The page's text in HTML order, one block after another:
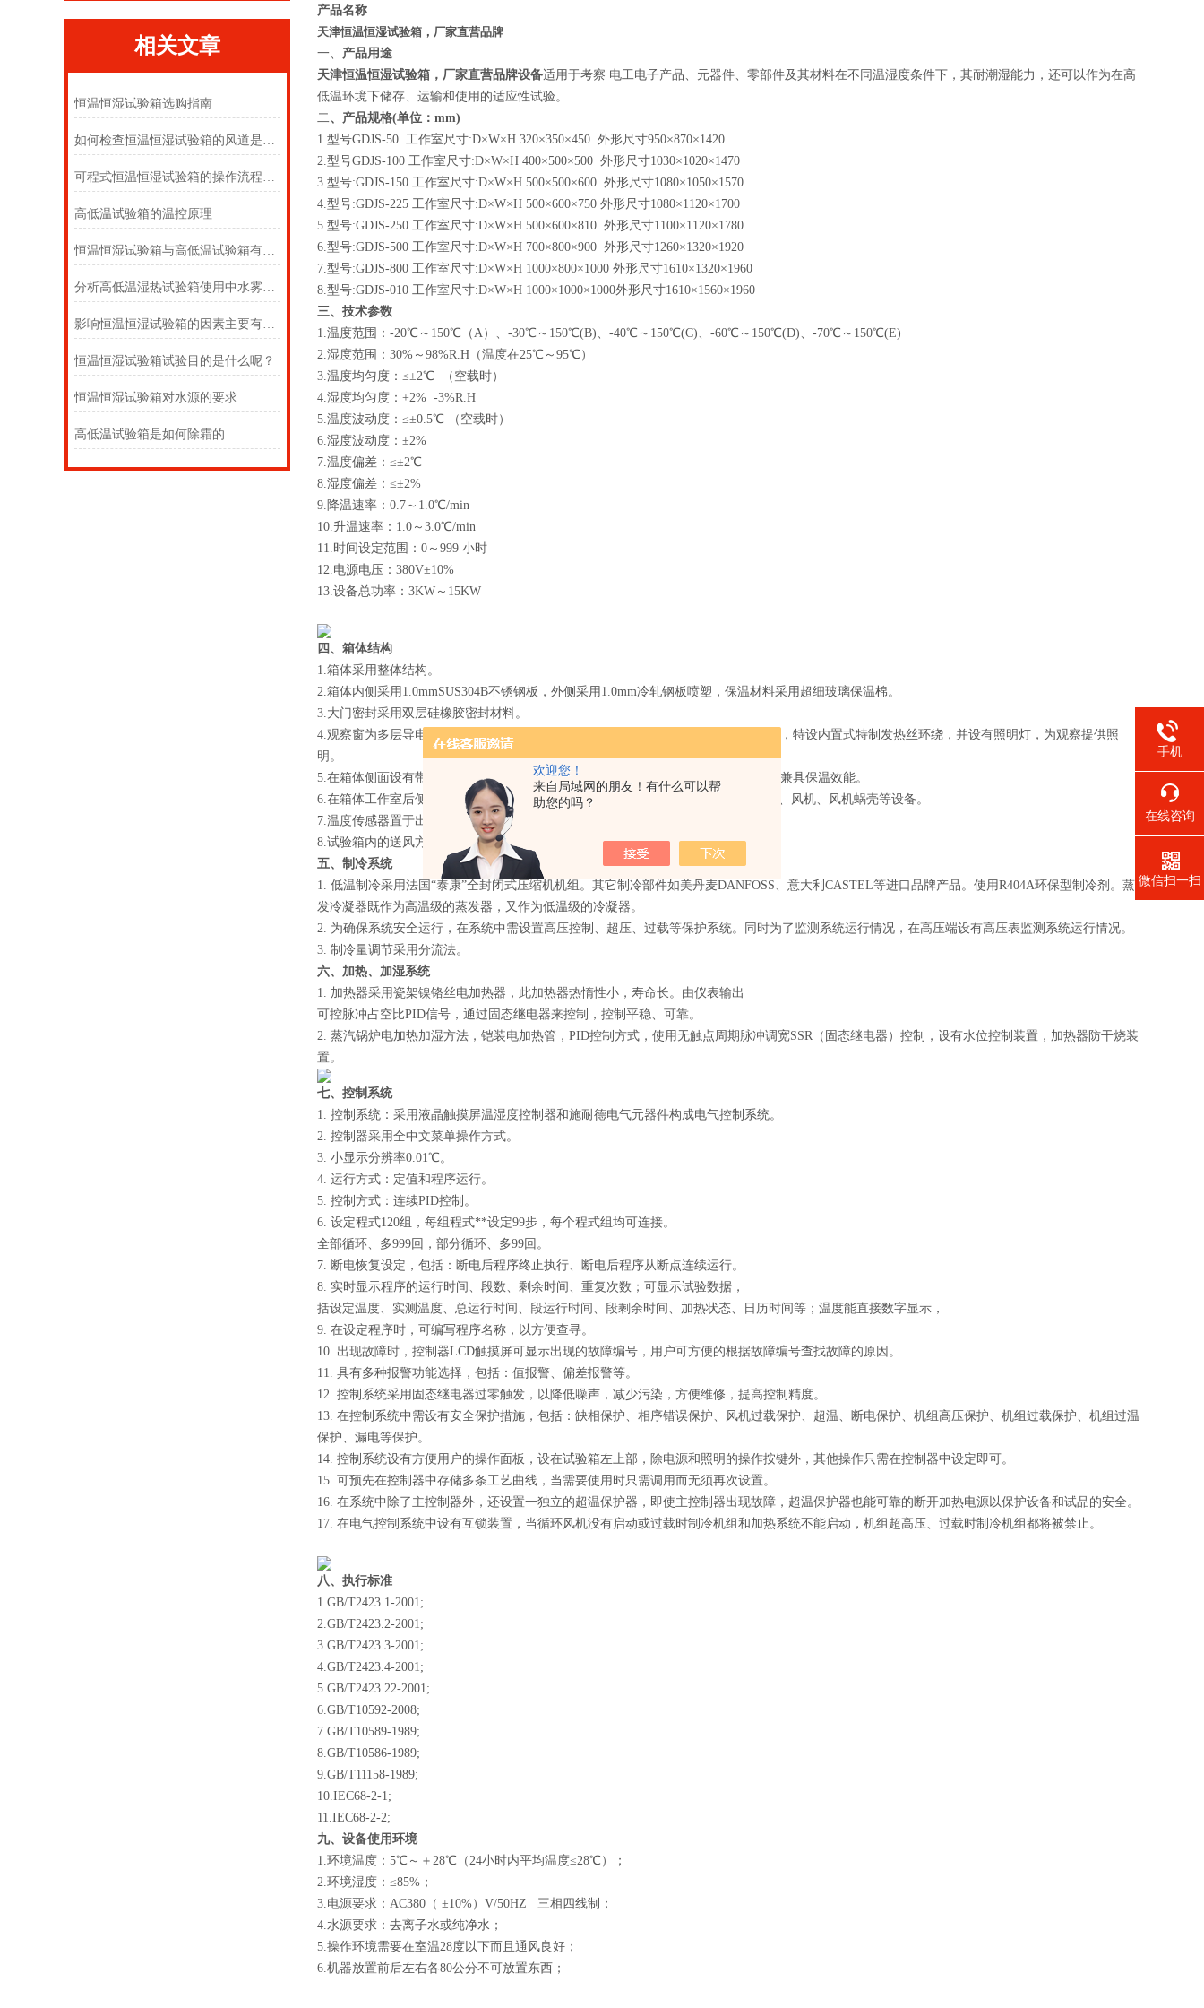
欢迎您！
来自局域网的朋友！有什么可以帮
助您的吗？
相关文章
恒温恒湿试验箱选购指南
如何检查恒温恒湿试验箱的风道是否堵塞？
可程式恒温恒湿试验箱的操作流程和使用规范
高低温试验箱的温控原理
恒温恒湿试验箱与高低温试验箱有什么区别？
分析高低温湿热试验箱使用中水雾产生原因奥科
影响恒温恒湿试验箱的因素主要有哪些
恒温恒湿试验箱试验目的是什么呢？
恒温恒湿试验箱对水源的要求
高低温试验箱是如何除霜的
产品名称
天津恒温恒湿试验箱，厂家直营品牌
一、 产品用途
天津恒温恒湿试验箱，厂家直营品牌设备适用于考察 电工电子产品、元器件、零部件及其材料在不同温湿度条件下，其耐潮湿能力，还可以作为在高
低温环境下储存、运输和使用的适应性试验。
二、产品规格(单位：mm)
1.型号GDJS-50 工作室尺寸:D×W×H 320×350×450 外形尺寸950×870×1420
2.型号GDJS-100 工作室尺寸:D×W×H 400×500×500 外形尺寸1030×1020×1470
3.型号:GDJS-150 工作室尺寸:D×W×H 500×500×600 外形尺寸1080×1050×1570
4.型号:GDJS-225 工作室尺寸:D×W×H 500×600×750 外形尺寸1080×1120×1700
5.型号:GDJS-250 工作室尺寸:D×W×H 500×600×810 外形尺寸1100×1120×1780
6.型号:GDJS-500 工作室尺寸:D×W×H 700×800×900 外形尺寸1260×1320×1920
7.型号:GDJS-800 工作室尺寸:D×W×H 1000×800×1000 外形尺寸1610×1320×1960
8.型号:GDJS-010 工作室尺寸:D×W×H 1000×1000×1000外形尺寸1610×1560×1960
三、技术参数
1.温度范围：-20℃～150℃（A）、-30℃～150℃(B)、-40℃～150℃(C)、-60℃～150℃(D)、-70℃～150℃(E)
2.湿度范围：30%～98%R.H（温度在25℃～95℃）
3.温度均匀度：≤±2℃ （空载时）
4.湿度均匀度：+2% -3%R.H
5.温度波动度：≤±0.5℃ （空载时）
6.湿度波动度：±2%
7.温度偏差：≤±2℃
8.湿度偏差：≤±2%
9.降温速率：0.7～1.0℃/min
10.升温速率：1.0～3.0℃/min
11.时间设定范围：0～999 小时
12.电源电压：380V±10%
13.设备总功率：3KW～15KW
四、箱体结构
1.箱体采用整体结构。
2.箱体内侧采用1.0mmSUS304B不锈钢板，外侧采用1.0mm冷轧钢板喷塑，保温材料采用超细玻璃保温棉。
3.大门密封采用双层硅橡胶密封材料。
4.观察窗为多层导电膜钢化中空玻璃，尺寸大小为200×300mm为防止低温时玻璃结霜，特设内置式特制发热丝环绕，并设有照明灯，为观察提供照
明。
5.在箱体侧面设有带塞子的φ50mm测试孔，塞子材料为硅橡胶低发泡，能耐高低温，兼具保温效能。
6.在箱体工作室后侧设置有一个空气调节柜，在其间安装蒸发器、电加热器、加湿器、风机、风机蜗壳等设备。
7.温度传感器置于出风口。
8.试验箱内的送风方式为上送风下回风方式。
五、制冷系统
1. 低温制冷采用法国“泰康”全封闭式压缩机机组。其它制冷部件如美丹麦DANFOSS、意大利CASTEL等进口品牌产品。使用R404A环保型制冷剂。蒸
发冷凝器既作为高温级的蒸发器，又作为低温级的冷凝器。
2. 为确保系统安全运行，在系统中需设置高压控制、超压、过载等保护系统。同时为了监测系统运行情况，在高压端设有高压表监测系统运行情况。
3. 制冷量调节采用分流法。
六、加热、加湿系统
1. 加热器采用瓷架镍铬丝电加热器，此加热器热惰性小，寿命长。由仪表输出
可控脉冲占空比PID信号，通过固态继电器来控制，控制平稳、可靠。
2. 蒸汽锅炉电加热加湿方法，铠装电加热管，PID控制方式，使用无触点周期脉冲调宽SSR（固态继电器）控制，设有水位控制装置，加热器防干烧装
置。
七、控制系统
1. 控制系统：采用液晶触摸屏温湿度控制器和施耐德电气元器件构成电气控制系统。
2. 控制器采用全中文菜单操作方式。
3. 小显示分辨率0.01℃。
4. 运行方式：定值和程序运行。
5. 控制方式：连续PID控制。
6. 设定程式120组，每组程式**设定99步，每个程式组均可连接。
全部循环、多999回，部分循环、多99回。
7. 断电恢复设定，包括：断电后程序终止执行、断电后程序从断点连续运行。
8. 实时显示程序的运行时间、段数、剩余时间、重复次数；可显示试验数据，
括设定温度、实测温度、总运行时间、段运行时间、段剩余时间、加热状态、日历时间等；温度能直接数字显示，
9. 在设定程序时，可编写程序名称，以方便查寻。
10. 出现故障时，控制器LCD触摸屏可显示出现的故障编号，用户可方便的根据故障编号查找故障的原因。
11. 具有多种报警功能选择，包括：值报警、偏差报警等。
12. 控制系统采用固态继电器过零触发，以降低噪声，减少污染，方便维修，提高控制精度。
13. 在控制系统中需设有安全保护措施，包括：缺相保护、相序错误保护、风机过载保护、超温、断电保护、机组高压保护、机组过载保护、机组过温
保护、漏电等保护。
14. 控制系统设有方便用户的操作面板，设在试验箱左上部，除电源和照明的操作按键外，其他操作只需在控制器中设定即可。
15. 可预先在控制器中存储多条工艺曲线，当需要使用时只需调用而无须再次设置。
16. 在系统中除了主控制器外，还设置一独立的超温保护器，即使主控制器出现故障，超温保护器也能可靠的断开加热电源以保护设备和试品的安全。
17. 在电气控制系统中设有互锁装置，当循环风机没有启动或过载时制冷机组和加热系统不能启动，机组超高压、过载时制冷机组都将被禁止。
八、执行标准
1.GB/T2423.1-2001;
2.GB/T2423.2-2001;
3.GB/T2423.3-2001;
4.GB/T2423.4-2001;
5.GB/T2423.22-2001;
6.GB/T10592-2008;
7.GB/T10589-1989;
8.GB/T10586-1989;
9.GB/T11158-1989;
10.IEC68-2-1;
11.IEC68-2-2;
九、设备使用环境
1.环境温度：5℃～＋28℃（24小时内平均温度≤28℃）；
2.环境湿度：≤85%；
3.电源要求：AC380（ ±10%）V/50HZ 三相四线制；
4.水源要求：去离子水或纯净水；
5.操作环境需要在室温28度以下而且通风良好；
6.机器放置前后左右各80公分不可放置东西；
手机
在线咨询
微信扫一扫